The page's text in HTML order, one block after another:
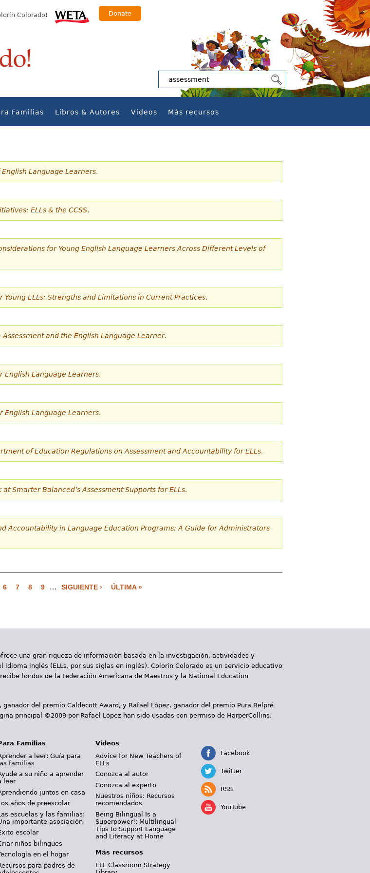
Colorado! Donate
Familias Libros & Autores Videos Más recursos
English Language Learners.
ELLs & the CCSS.
for Young English Language Learners Across Different Levels of
Young ELLs: Strengths and Limitations in Current Practices.
Assessment and the English Language Learner.
English Language Learners.
English Language Learners.
of Education Regulations on Assessment and Accountability for ELLs.
at Smarter Balanced’s Assessment Supports for ELLs.
Accountability in Language Education Programs: A Guide for Administrators
6 7 8 9 … SIGUIENTE › ÚLTIMA »
una gran riqueza de información basada en la investigación, actividades y
inglés (ELLs, por sus siglas en inglés). Colorín Colorado es un servicio educativo
fondos de la Federación Americana de Maestros y la National Education
del premio Caldecott Award, y Rafael López, ganador del premio Pura Belpré
principal ©2009 por Rafael López han sido usadas con permiso de HarperCollins.
Familias
a leer: Guía para
las familias
a su niño a aprender
leer
juntos en casa
años de preescolar
escuelas y las familias:
importante asociación
escolar
niños bilingües
en el hogar
para padres de
Videos
Advice for New Teachers of
ELLs
Conozca al autor
Conozca al experto
Nuestros niños: Recursos
recomendados
Being Bilingual Is a
Superpower!: Multilingual
Tips to Support Language
and Literacy at Home
Más recursos
ELL Classroom Strategy
Facebook
Twitter
RSS
YouTube